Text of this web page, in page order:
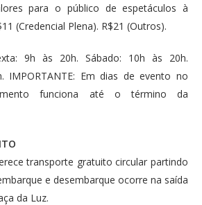
para o público de espetáculos à
(Credencial Plena). R$21 (Outros).
9h às 20h. Sábado: 10h às 20h.
IMPORTANTE: Em dias de evento no
funciona até o término da
transporte gratuito circular partindo
e desembarque ocorre na saída
da Luz.